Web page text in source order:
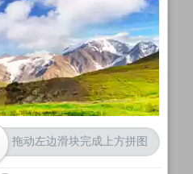
加载中
拖动左边滑块完成上方拼图